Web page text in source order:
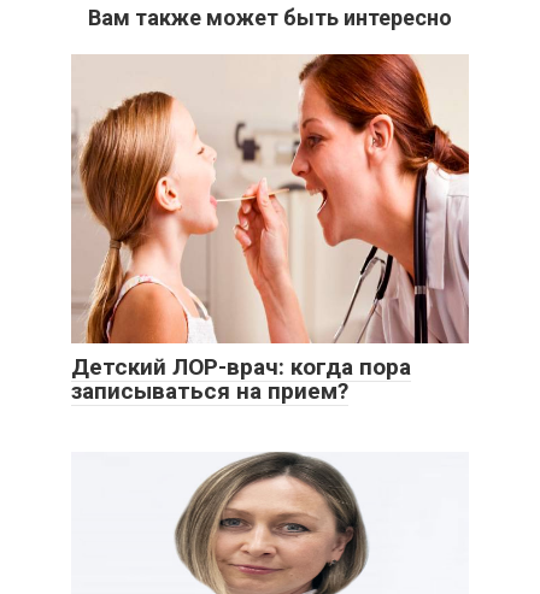
Вам также может быть интересно
Детский ЛОР-врач: когда пора
записываться на прием?